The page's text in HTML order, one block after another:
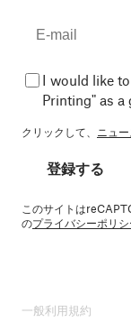
I would like
Printing" as a
クリックして、 ニュ
登録する
このサイトは
のプライバシーポリシ
一般利用規約